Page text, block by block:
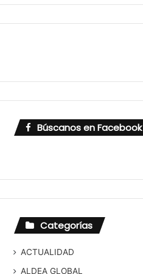
Búscanos en Facebook
Categorías
ACTUALIDAD
ALDEA GLOBAL